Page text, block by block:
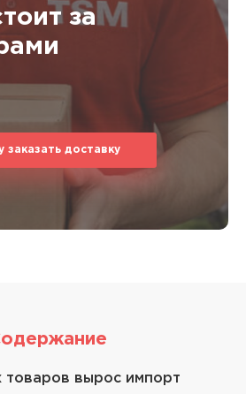
за
заказать доставку
товаров вырос импорт